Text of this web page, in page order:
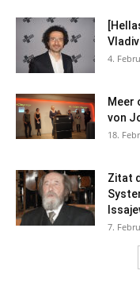
4.
Meer
von
18.
Zitat
7.